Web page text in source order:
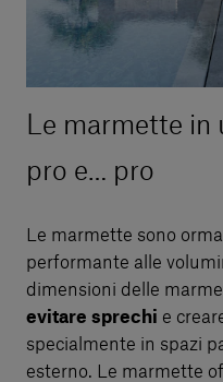
Le marmette
pro e… pro
Le marmette sono
performante alle
dimensioni delle
evitare sprechi e
specialmente in spazi
esterno. Le marmette